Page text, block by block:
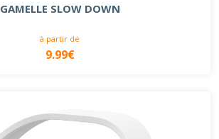
GAMELLE SLOW DOWN
à partir de
9.99€